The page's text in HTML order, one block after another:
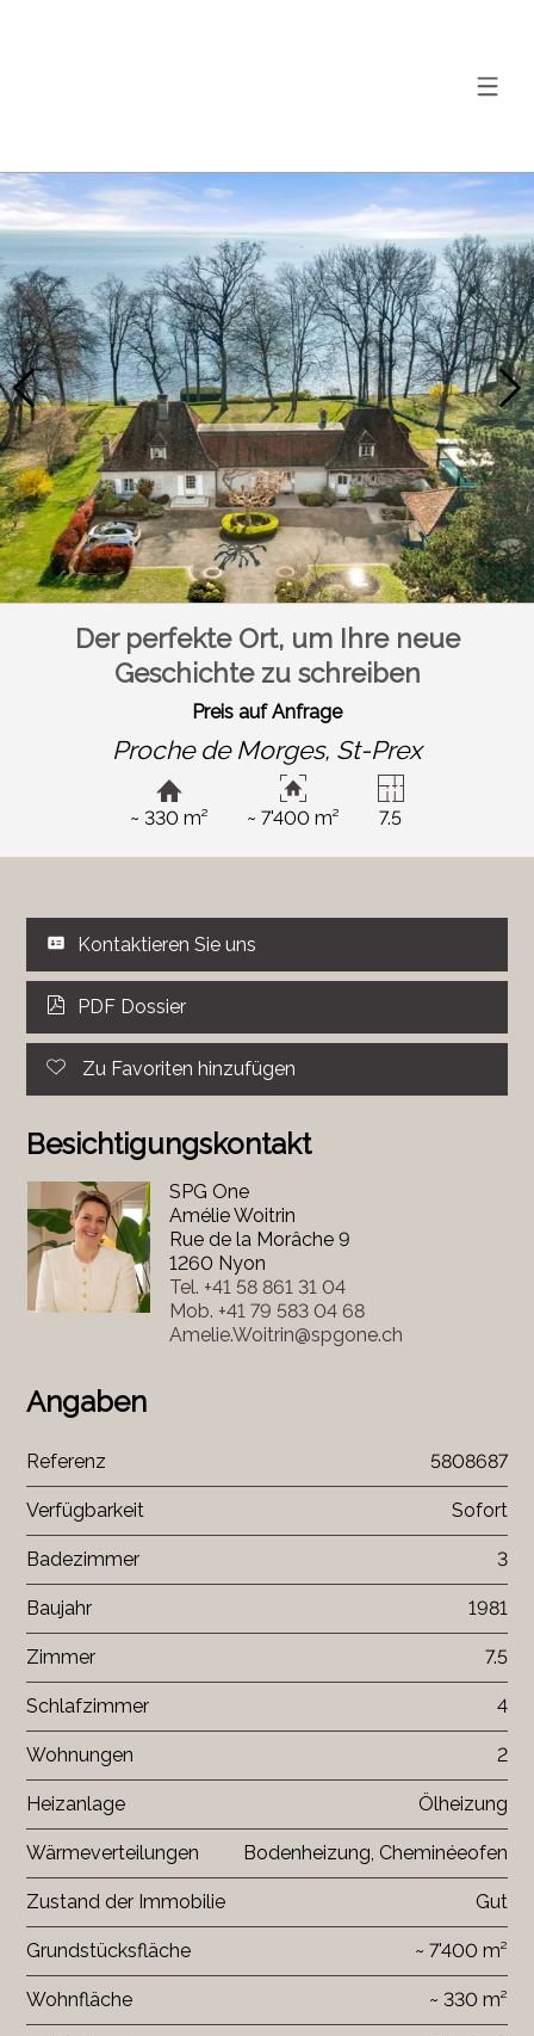
Der perfekte Ort, um Ihre neue
Geschichte zu schreiben
Preis auf Anfrage
Proche de Morges, St-Prex
~ 330 m² ~ 7'400 m² 7.5
Kontaktieren Sie uns
PDF Dossier
Zu Favoriten hinzufügen
Besichtigungskontakt
SPG One
Amélie Woitrin
Rue de la Morâche 9
1260 Nyon
Tel. +41 58 861 31 04
Mob. +41 79 583 04 68
Amelie.Woitrin@spgone.ch
Angaben
Referenz 5808687
Verfügbarkeit Sofort
Badezimmer 3
Baujahr 1981
Zimmer 7.5
Schlafzimmer 4
Wohnungen 2
Heizanlage Ölheizung
Wärmeverteilungen Bodenheizung, Cheminéeofen
Zustand der Immobilie Gut
Grundstücksfläche ~ 7'400 m²
Wohnfläche ~ 330 m²